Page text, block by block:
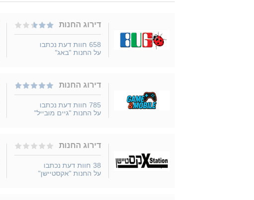
דירוג החנות
658 חוות דעת נכתבו
על החנות "באג"
דירוג החנות
785 חוות דעת נכתבו
על החנות "גיים מובייל"
דירוג החנות
38 חוות דעת נכתבו
על החנות "אקסטיישן"